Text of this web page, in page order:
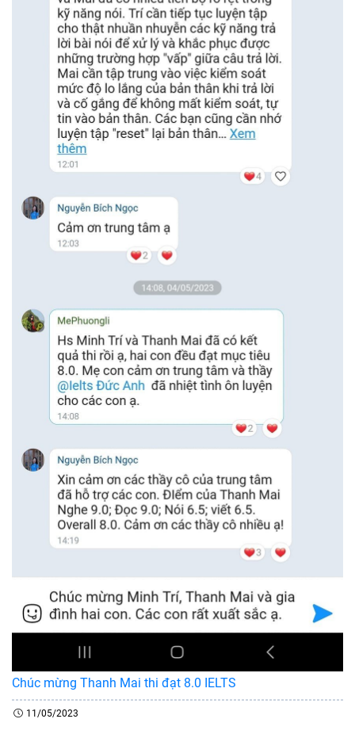
Chúc mừng Thanh Mai thi đạt 8.0 IELTS
11/05/2023